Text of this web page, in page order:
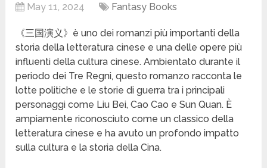
May 11, 2024 Fantasy Books
《三国演义》è uno dei romanzi più importanti della
storia della letteratura cinese e una delle opere più
influenti della cultura cinese. Ambientato durante il
periodo dei Tre Regni, questo romanzo racconta le
lotte politiche e le storie di guerra tra i principali
personaggi come Liu Bei, Cao Cao e Sun Quan. È
ampiamente riconosciuto come un classico della
letteratura cinese e ha avuto un profondo impatto
sulla cultura e la storia della Cina.